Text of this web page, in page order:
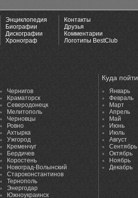
Энциклопедия
Биографии
Дискографии
Хронограф
Контакты
Друзья
Комментарии
Логотипы BestClub
Чернигов
Краматорск
Северодонецк
Мелитополь
Черновцы
Ровно
Ахтырка
Ужгород
Кременчуг
Бердичев
Коростень
Новоград-Волынский
Староконстантинов
Тернополь
Энергодар
Южноукраинск
Куда пойти
Январь
Февраль
Март
Апрель
Май
Июнь
Июль
Август
Сентябрь
Октябрь
Ноябрь
Декабрь